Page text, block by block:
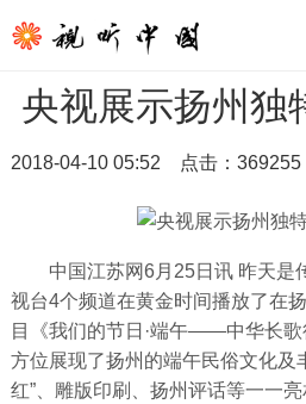
央视展示扬州独
2018-04-10 05:52 点击： 369255
中国江苏网6月25日讯 昨天是
视台4个频道在黄金时间播放了在
目《我们的节日·端午——中华长
方位展现了扬州的端午民俗文化及
红”、雕版印刷、扬州评话等一一